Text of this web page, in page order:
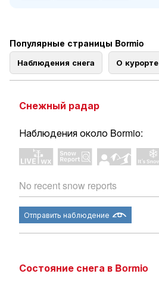
Популярные страницы Bormio
Наблюдения снега О курорте
Снежный радар
Наблюдения около Bormio:
No recent snow reports
Отправить наблюдение
Состояние снега в Bormio